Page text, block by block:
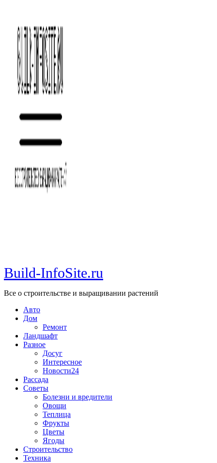
Build-InfoSite.ru
Все о строительстве и выращивании растений
Авто
Дом
Ремонт
Ландшафт
Разное
Досуг
Интересное
Новости24
Рассада
Советы
Болезни и вредители
Овощи
Теплица
Фрукты
Цветы
Ягоды
Строительство
Техника